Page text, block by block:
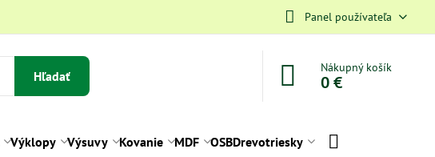
Panel používateľa
Hľadať
Nákupný košík
0 €
Výklopy Výsuvy Kovanie MDF OSBDrevotriesky